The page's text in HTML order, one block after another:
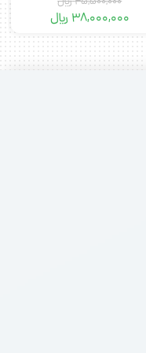
38,000,000 ﷼